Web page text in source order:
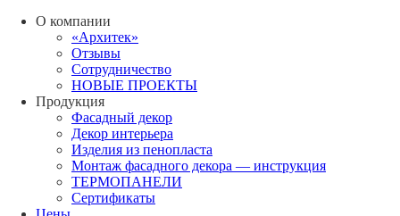
О компании
«Архитек»
Отзывы
Сотрудничество
НОВЫЕ ПРОЕКТЫ
Продукция
Фасадный декор
Декор интерьера
Изделия из пенопласта
Монтаж фасадного декора — инструкция
ТЕРМОПАНЕЛИ
Сертификаты